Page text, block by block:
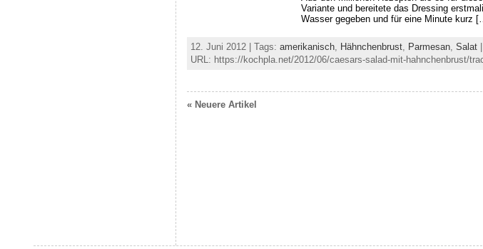
Variante und bereitete das Dressing
Wasser gegeben und für eine Minute kurz
12. Juni 2012 | Tags: amerikanisch, Hähnchenbrust, Parmesan, Salat
URL: https://kochpla.net/2012/06/caesars-salad-mit-hahnchenbrust/
« Neuere Artikel